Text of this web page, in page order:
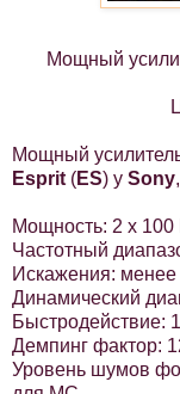
Мощный
Мощный
Esprit (ES) у Sony
Мощность: 2 х
Частотный
Искажения: менее
Динамический
Быстродействие:
Демпинг фактор:
Уровень шумов